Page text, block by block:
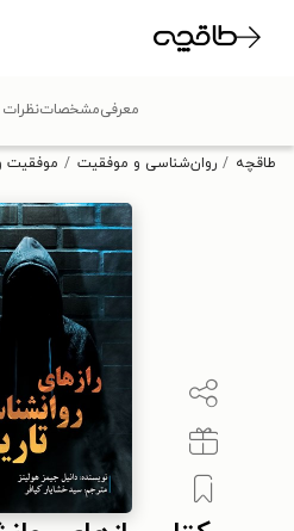
تخفیف از طاقچه
طاقچه روان‌شناسی و موفقیت موفقیت
معرفیمشخصاتنظرات